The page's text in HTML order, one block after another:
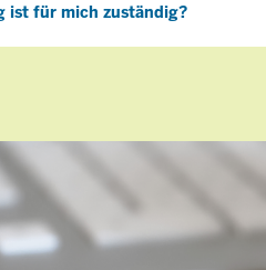
ist für mich zuständig?